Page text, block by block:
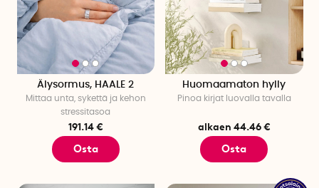
Älysormus, HAALE 2
Mittaa unta, sykettä ja kehon
stressitasoa
191.14 €
Osta
Huomaamaton hylly
Pinoa kirjat luovalla tavalla
alkaen 44.46 €
Osta